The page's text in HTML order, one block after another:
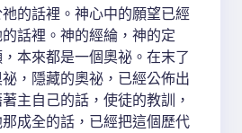
的話裡。神心中的願望已經
話裡。神的經綸，神的定
本來都是一個奧祕。在末了
，隱藏的奧祕，已經公佈出
主自己的話，使徒的教訓，
成全的話，已經把這個歷代